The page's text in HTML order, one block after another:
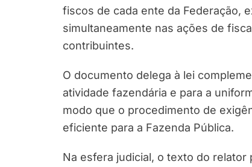
fiscos de cada ente da Federação,
simultaneamente nas ações de
contribuintes.
O documento delega à lei
atividade fazendária e para a
modo que o procedimento de
eficiente para a Fazenda Pública.
Na esfera judicial, o texto do